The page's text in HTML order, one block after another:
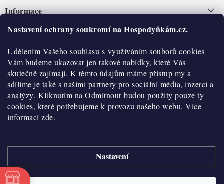
Nastavení ochrany soukromí na Hospodyňkám.cz.
Udělením Vašeho souhlasu s využíváním souborů cookies
Vám budeme ukazovat jen takové nabídky, které Vás
skutečně zajímají. K těmto údajům máme přístup my a
sdílíme je také s našimi partnery pro sociální média, inzerci a
analýzy. Kliknutím na Odmítnout budou použity pouze ty
cookies, které potřebujeme k provozu našeho webu. Více
informacízde.
Nastavení
pInformace
Nepřevzetí zásilky na dobírku
Obchodní podmínky
Hodnocení obchodu
Blog
Moje objednávka
O nás
Historie
Kontakty
O nákupu
Reklamace a vratky
Výdejní místa
Velkoobchod
Copyright 2026
cookies